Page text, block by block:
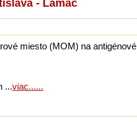
- Lamač
miesto (MOM) na antigénové
...viac......